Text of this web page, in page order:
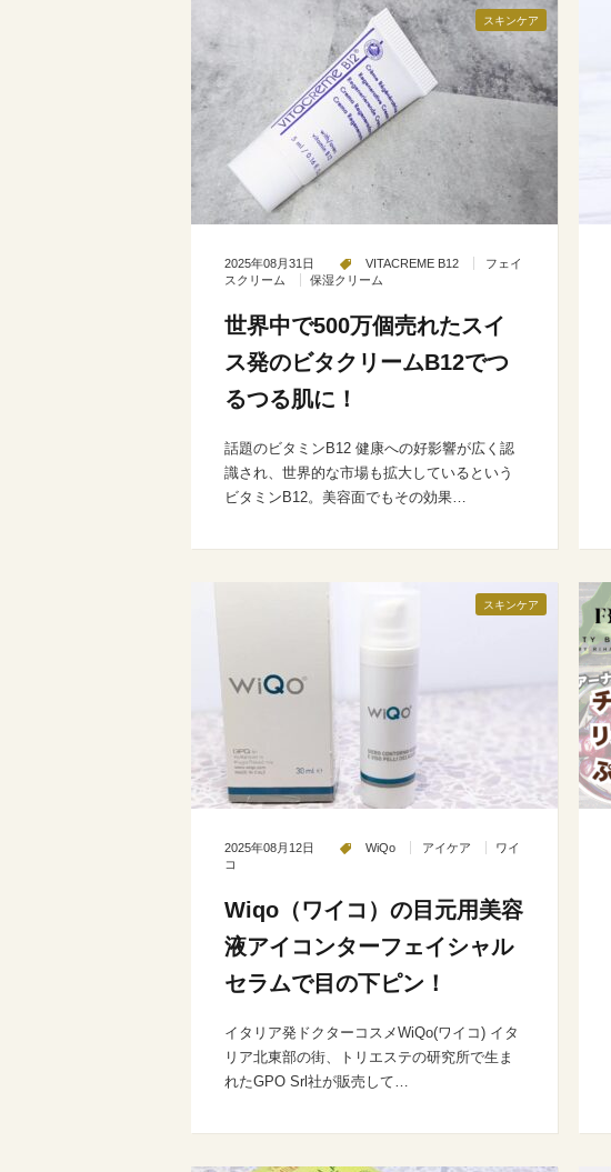
スキンケア
2025年08月31日 VITACREME B12
フェイ
スクリーム
保湿クリーム
世界中で500万個売れたスイ
ス発のビタクリームB12でつ
るつる肌に！
話題のビタミンB12 健康への好影響が広く認
識され、世界的な市場も拡大しているという
ビタミンB12。美容面でもその効果…
スキンケア
2025年08月12日 WiQo アイケア
ワイ
コ
Wiqo（ワイコ）の目元用美容
液アイコンターフェイシャル
セラムで目の下ピン！
イタリア発ドクターコスメWiQo(ワイコ) イタ
リア北東部の街、トリエステの研究所で生ま
れたGPO Srl社が販売して…